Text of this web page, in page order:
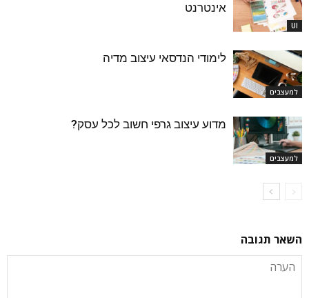
UI
אינטרנט
למעצבים
לימודי הנדסאי עיצוב מדיה
למעצבים
מדוע עיצוב גרפי חשוב לכל עסק?
השאר תגובה